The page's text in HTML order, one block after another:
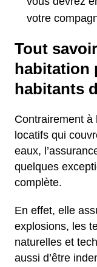
votre
Tout
habitation
habitants
Contrairement à
locatifs qui
eaux,
quelques
complète.
En effet, elle
explosions, les
naturelles et
aussi d’être